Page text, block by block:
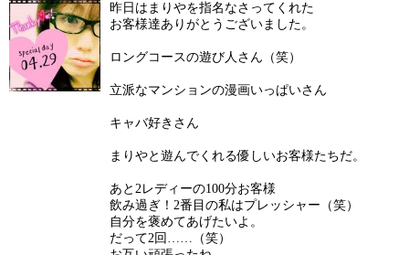
昨日はまりやを指名なさってくれた
お客様達ありがとうございました。
ロングコースの遊び人さん（笑）
立派なマンションの漫画いっぱいさん
キャバ好きさん
まりやと遊んでくれる優しいお客様たちだ。
あと2レディーの100分お客様
飲み過ぎ！2番目の私はプレッシャー（笑）
自分を褒めてあげたいよ。
だって2回……（笑）